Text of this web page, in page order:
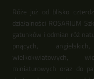
Róże już od blisko
działalności ROSARIUM
gatunków i odmian róż
pnących,
wielkokwiatowych,
miniaturowych oraz do